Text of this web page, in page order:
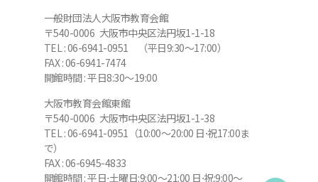
一般財団法人大阪市教育会館
〒540-0006 大阪市中央区法円坂1-1-18
TEL : 06-6941-0951 （平日9:30～17:00）
FAX : 06-6941-7474
開館時間 : 平日8:30～19:00
大阪市教育会館東館
〒540-0006 大阪市中央区法円坂1-1-38
TEL : 06-6941-0951（10:00～20:00 日⋅祝17:00ま
で）
FAX : 06-6945-4833
開館時間 : 平日⋅土曜日:9:00～21:00 日⋅祝:9:00～